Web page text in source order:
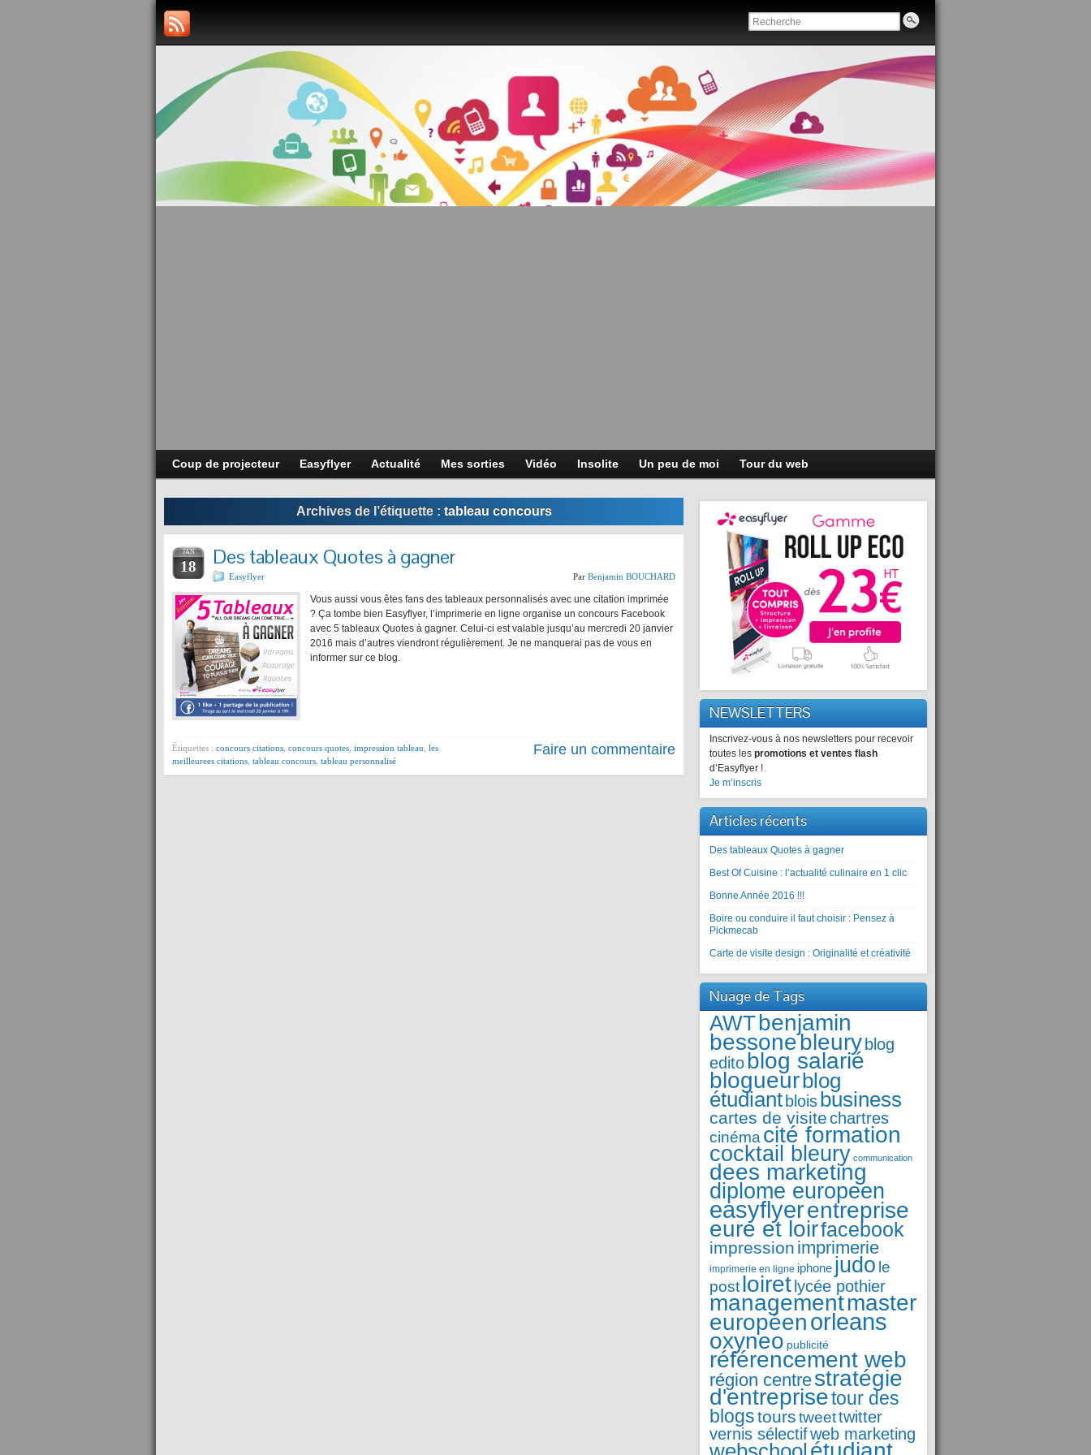
Coup de projecteur Easyflyer Actualité Mes sorties Vidéo Insolite Un peu de moi Tour du web
Archives de l’étiquette : tableau concours
JAN
18 Des tableaux Quotes à gagner
Easyflyer Par Benjamin BOUCHARD
Vous aussi vous êtes fans des tableaux personnalisés avec une citation imprimée
? Ça tombe bien Easyflyer, l’imprimerie en ligne organise un concours Facebook
avec 5 tableaux Quotes à gagner. Celui-ci est valable jusqu’au mercredi 20 janvier
2016 mais d’autres viendront régulièrement. Je ne manquerai pas de vous en
informer sur ce blog.
Étiquettes : concours citations concours quotes impression tableau les
meilleurees citations tableau concours tableau personnalisé
Faire un commentaire
NEWSLETTERS
Inscrivez-vous à nos newsletters pour recevoir
toutes les promotions et ventes flash
d’Easyflyer !
Je m’inscris
Articles récents
Des tableaux Quotes à gagner
Best Of Cuisine : l’actualité culinaire en 1 clic
Bonne Année 2016 !!!
Boire ou conduire il faut choisir : Pensez à
Pickmecab
Carte de visite design : Originalité et créativité
Nuage de Tags
AWTbenjamin
bessonebleury blog
editoblog salarié
blogueur blog
étudiant bloisbusiness
cartes de visitechartres
cinémacité formation
cocktail bleury communication
dees marketing
diplome europeen
easyflyerentreprise
eure et loirfacebook
impression imprimerie
imprimerie en ligne iphone judo le
postloiret lycée pothier
managementmaster
européenorleans
oxyneo publicité
référencement web
région centrestratégie
d'entreprisetour des
blogstourstweettwitter
vernis sélectifweb marketing